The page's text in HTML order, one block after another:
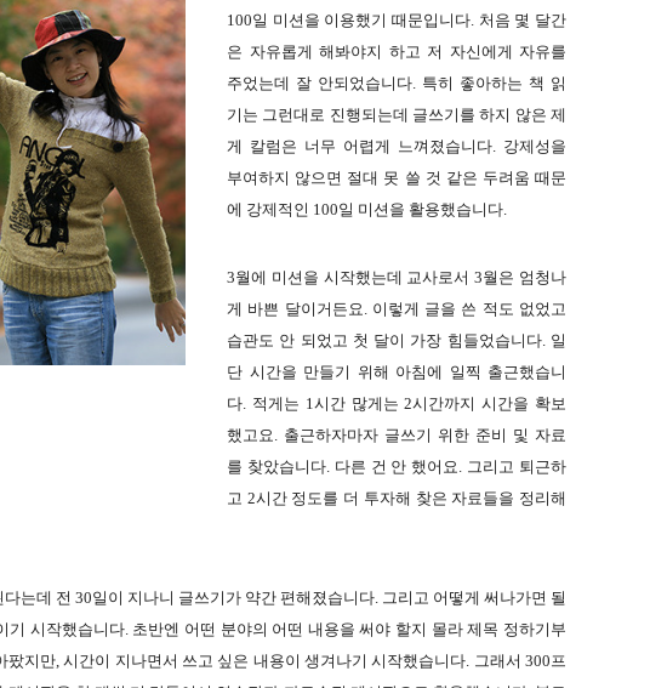
100일 미션을 이용했기 때문입니다. 처음 몇 달간
은 자유롭게 해봐야지 하고 저 자신에게 자유를
주었는데 잘 안되었습니다. 특히 좋아하는 책 읽
기는 그런대로 진행되는데 글쓰기를 하지 않은 제
게 칼럼은 너무 어렵게 느껴졌습니다. 강제성을
부여하지 않으면 절대 못 쓸 것 같은 두려움 때문
에 강제적인 100일 미션을 활용했습니다.
3월에 미션을 시작했는데 교사로서 3월은 엄청나
게 바쁜 달이거든요. 이렇게 글을 쓴 적도 없었고
습관도 안 되었고 첫 달이 가장 힘들었습니다. 일
단 시간을 만들기 위해 아침에 일찍 출근했습니
다. 적게는 1시간 많게는 2시간까지 시간을 확보
했고요. 출근하자마자 글쓰기 위한 준비 및 자료
를 찾았습니다. 다른 건 안 했어요. 그리고 퇴근하
고 2시간 정도를 더 투자해 찾은 자료들을 정리해
는데 전 30일이 지나니 글쓰기가 약간 편해졌습니다. 그리고 어떻게 써나가면 될
기 시작했습니다. 초반엔 어떤 분야의 어떤 내용을 써야 할지 몰라 제목 정하기부
팠지만, 시간이 지나면서 쓰고 싶은 내용이 생겨나기 시작했습니다. 그래서 300프